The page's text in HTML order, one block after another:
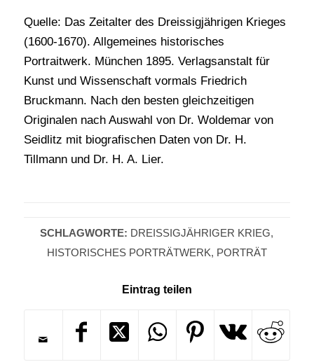
Quelle: Das Zeitalter des Dreissigjährigen Krieges
(1600-1670). Allgemeines historisches
Portraitwerk. München 1895. Verlagsanstalt für
Kunst und Wissenschaft vormals Friedrich
Bruckmann. Nach den besten gleichzeitigen
Originalen nach Auswahl von Dr. Woldemar von
Seidlitz mit biografischen Daten von Dr. H.
Tillmann und Dr. H. A. Lier.
SCHLAGWORTE: DREISSIGJÄHRIGER KRIEG
,
HISTORISCHES PORTRÄTWERK, PORTRÄT
Eintrag teilen